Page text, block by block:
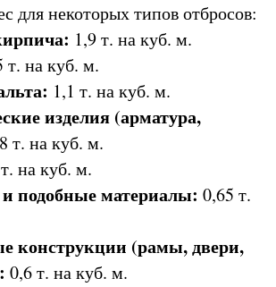
для некоторых типов отбросов:
1,9 т. на куб. м.
т. на куб. м.
1,1 т. на куб. м.
изделия (арматура,
т. на куб. м.
на куб. м.
материалы: 0,65 т.
конструкции (рамы, двери,
0,6 т. на куб. м.